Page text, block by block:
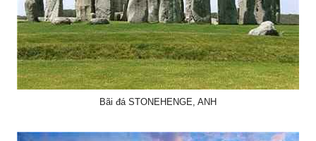
Bãi đá STONEHENGE, ANH